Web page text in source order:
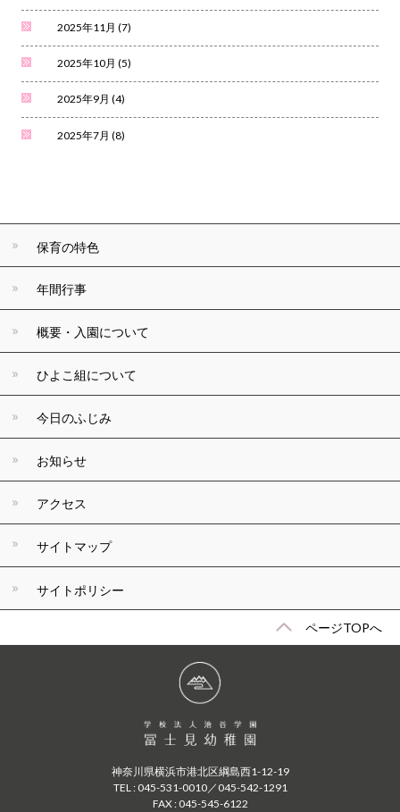
2025年11月 (7)
2025年10月 (5)
2025年9月 (4)
2025年7月 (8)
保育の特色
年間行事
概要・入園について
ひよこ組について
今日のふじみ
お知らせ
アクセス
サイトマップ
サイトポリシー
ページTOPへ
神奈川県横浜市港北区綱島西1-12-19
TEL : 045-531-0010／045-542-1291
FAX : 045-545-6122